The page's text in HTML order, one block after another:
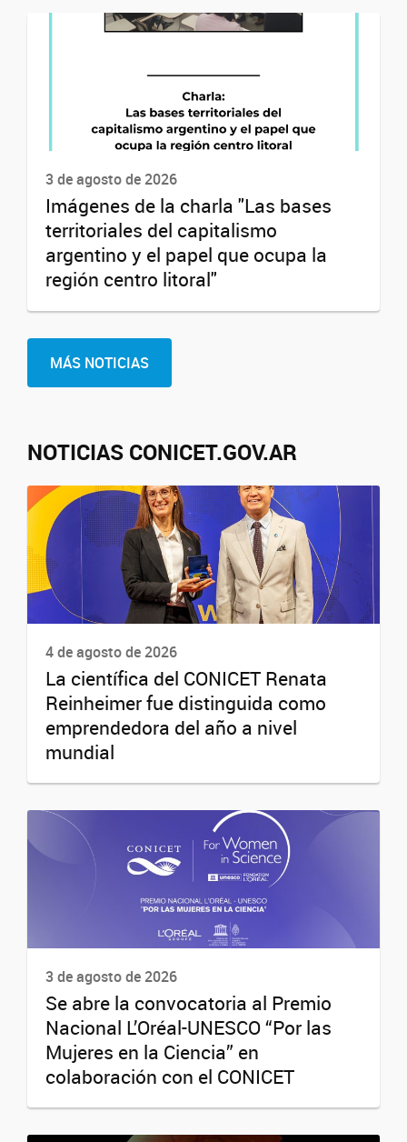
3 de agosto de 2026
Imágenes de la charla "Las bases
territoriales del capitalismo
argentino y el papel que ocupa la
región centro litoral"
MÁS NOTICIAS
NOTICIAS CONICET.GOV.AR
4 de agosto de 2026
La científica del CONICET Renata
Reinheimer fue distinguida como
emprendedora del año a nivel
mundial
3 de agosto de 2026
Se abre la convocatoria al Premio
Nacional L’Oréal-UNESCO “Por las
Mujeres en la Ciencia” en
colaboración con el CONICET